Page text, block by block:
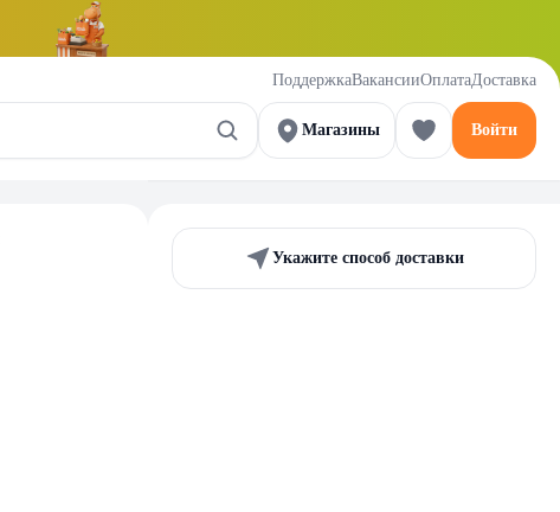
ПоддержкаВакансииОплатаДоставка
Магазины Войти
Укажите способ доставки